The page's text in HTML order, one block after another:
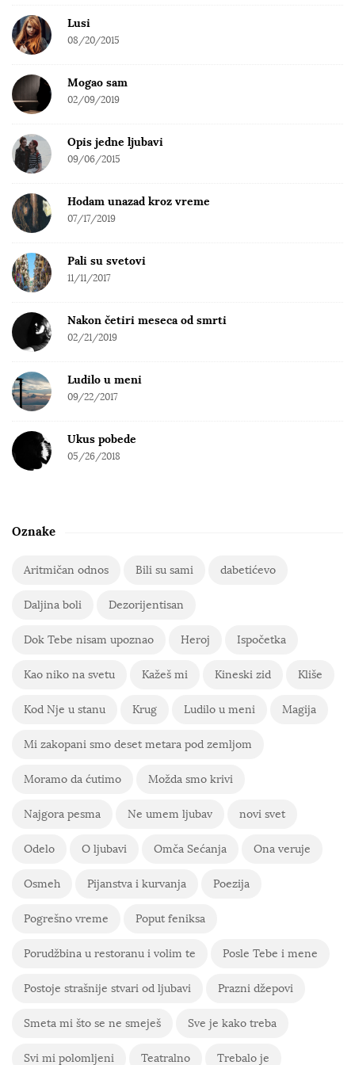
r
Lusi
08/20/2015
Mogao sam
02/09/2019
Opis jedne ljubavi
09/06/2015
Hodam unazad kroz vreme
07/17/2019
Pali su svetovi
11/11/2017
Nakon četiri meseca od smrti
02/21/2019
Ludilo u meni
09/22/2017
Ukus pobede
05/26/2018
Oznake
Aritmičan odnos Bili su sami dabetićevo
Daljina boli Dezorijentisan
Dok Tebe nisam upoznao Heroj Ispočetka
Kao niko na svetu Kažeš mi Kineski zid Kliše
Kod Nje u stanu Krug Ludilo u meni Magija
Mi zakopani smo deset metara pod zemljom
Moramo da ćutimo Možda smo krivi
Najgora pesma Ne umem ljubav novi svet
Odelo O ljubavi Omča Sećanja Ona veruje
Osmeh Pijanstva i kurvanja Poezija
Pogrešno vreme Poput feniksa
Porudžbina u restoranu i volim te Posle Tebe i mene
Postoje strašnije stvari od ljubavi Prazni džepovi
Smeta mi što se ne smeješ Sve je kako treba
Svi mi polomljeni Teatralno Trebalo je